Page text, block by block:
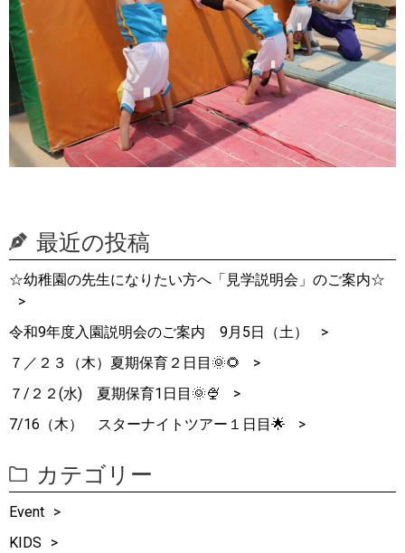
最近の投稿
☆幼稚園の先生になりたい方へ「見学説明会」のご案内☆
令和9年度入園説明会のご案内 9月5日（土）
７／２３（木）夏期保育２日目🌞🌻
７/２２(水) 夏期保育1日目🌞🍨
7/16（木） スターナイトツアー１日目🌟
カテゴリー
Event
KIDS